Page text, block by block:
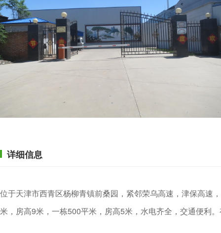
详细信息
位于天津市西青区杨柳青镇前桑园，紧邻荣乌高速，津保高速
米，房高9米，一栋500平米，房高5米，水电齐全，交通便利